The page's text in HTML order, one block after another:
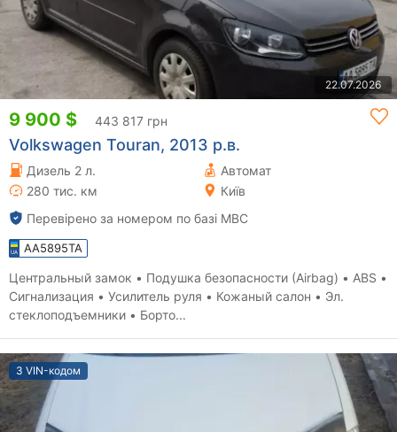
22.07.2026
9 900 $ 443 817 грн
Volkswagen Touran, 2013 р.в.
Дизель 2 л.
Автомат
280 тис. км
Київ
Перевірено за номером по базі МВС
AA5895TA
Центральный замок • Подушка безопасности (Airbag) • ABS •
Сигнализация • Усилитель руля • Кожаный салон • Эл.
стеклоподъемники • Борто...
З VIN-кодом